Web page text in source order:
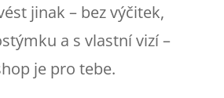
jinak – bez výčitek,
a s vlastní vizí –
je pro tebe.